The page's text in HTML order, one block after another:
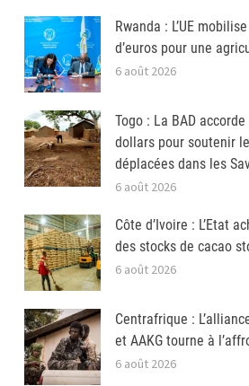
Rwanda : L’UE
d’euros pour une
6 août 2026
Togo : La BAD
dollars pour soutenir
déplacées dans les
6 août 2026
Côte d’Ivoire : L’Etat
des stocks de cacao
6 août 2026
Centrafrique :
et AAKG tourne à
6 août 2026